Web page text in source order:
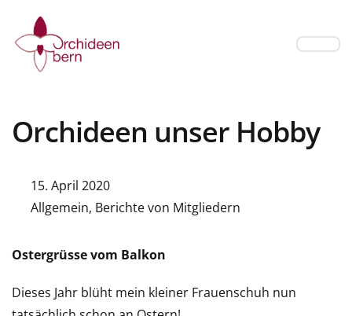
Orchideen unser Hobby
15. April 2020
Allgemein, Berichte von Mitgliedern
Ostergrüsse vom Balkon
Dieses Jahr blüht mein kleiner Frauenschuh nun